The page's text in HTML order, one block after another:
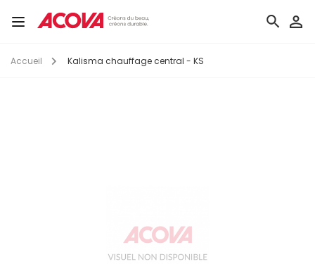
au Toggle
Accueil Kalisma chauffage central - KS